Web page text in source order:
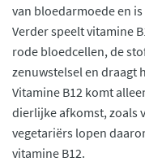
van bloedarmoede en
Verder speelt vitamine
rode bloedcellen, de
zenuwstelsel en draagt
Vitamine B12 komt
dierlijke afkomst, zoals
vegetariërs lopen
vitamine B12.